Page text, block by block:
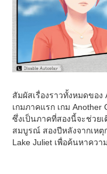
สัมผัสเรื่องราวทั้งหมดขอ
เกมภาคแรก เกม Another
ซึ่งเป็นภาคที่สองนี้จะช่วยเ
สมบูรณ์ สองปีหลังจากเหตุ
Lake Juliet เพื่อค้นหาคว